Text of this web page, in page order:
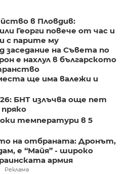
в Пловдив:
Георги повече от час и
с парите му
заседание на Съвета по
е нахлул в българското
ще има валежи и
БНТ излъчва още пет
температури в 5
на отбраната: Дронът,
е “Майя” - широко
армия
Реклама